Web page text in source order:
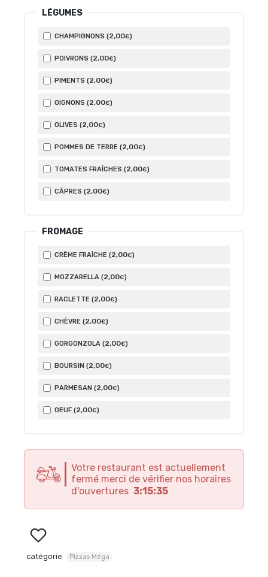
LÉGUMES
CHAMPIGNONS (2,00€)
POIVRONS (2,00€)
PIMENTS (2,00€)
OIGNONS (2,00€)
OLIVES (2,00€)
POMMES DE TERRE (2,00€)
TOMATES FRAÎCHES (2,00€)
CÂPRES (2,00€)
FROMAGE
CRÈME FRAÎCHE (2,00€)
MOZZARELLA (2,00€)
RACLETTE (2,00€)
CHÈVRE (2,00€)
GORGONZOLA (2,00€)
BOURSIN (2,00€)
PARMESAN (2,00€)
OEUF (2,00€)
Votre restaurant est actuellement
fermé merci de vérifier nos horaires
d'ouvertures 3:15:35
catégorie Pizzas Méga